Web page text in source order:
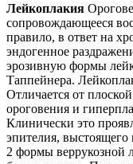
Лейкоплакия
сопровождающееся
правило, в ответ на
эндогенное
эрозивную формы
Таппейнера.
Отличается от
ороговения и
Клинически это
эпителия,
2 формы веррукозной